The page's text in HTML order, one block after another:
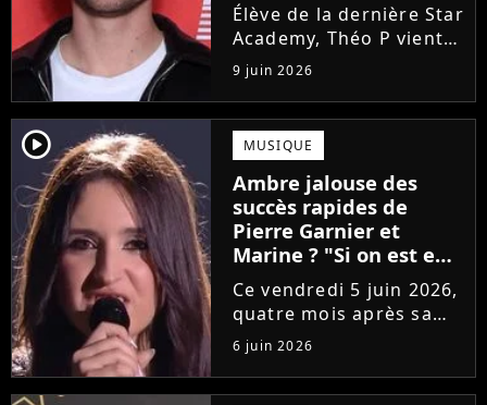
Élève de la dernière Star
Academy, Théo P vient
de sortir son premier
single Garçon solide. En
interview, l'ancien
candidat se livre à
coeur ouvert sur
l'avenir incertain dans
le milieu...
9 juin 2026
player2 MUSIQUE
Ambre jalouse des
succès rapides de
Pierre Garnier et
Marine ? "Si on est en
compétition..."
Ce vendredi 5 juin 2026,
quatre mois après sa
victoire à la Star
Academy, Ambre a
dévoilé J'me demande,
6 juin 2026